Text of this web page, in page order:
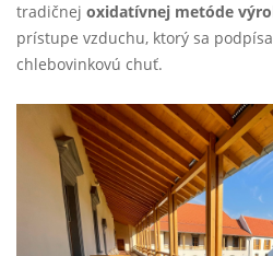
tradičnej oxidatívnej metóde
prístupe vzduchu, ktorý sa
chlebovinkovú chuť.